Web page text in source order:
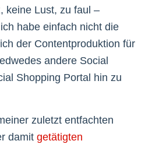
keine Lust, zu faul –
habe einfach nicht die
der Contentproduktion für
andere Social
Shopping Portal hin zu
zuletzt entfachten
damit getätigten